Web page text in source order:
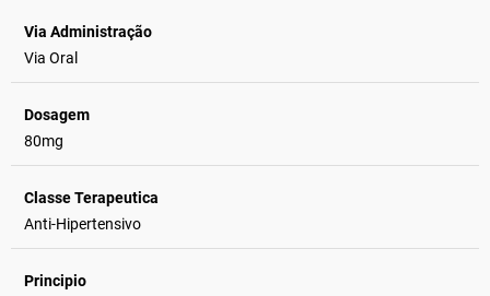
Via Administração
Via Oral
Dosagem
80mg
Classe Terapeutica
Anti-Hipertensivo
Principio